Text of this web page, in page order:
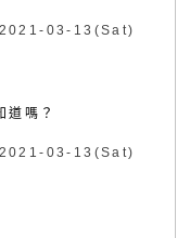
2021-03-13(Sat)
道嗎？
2021-03-13(Sat)